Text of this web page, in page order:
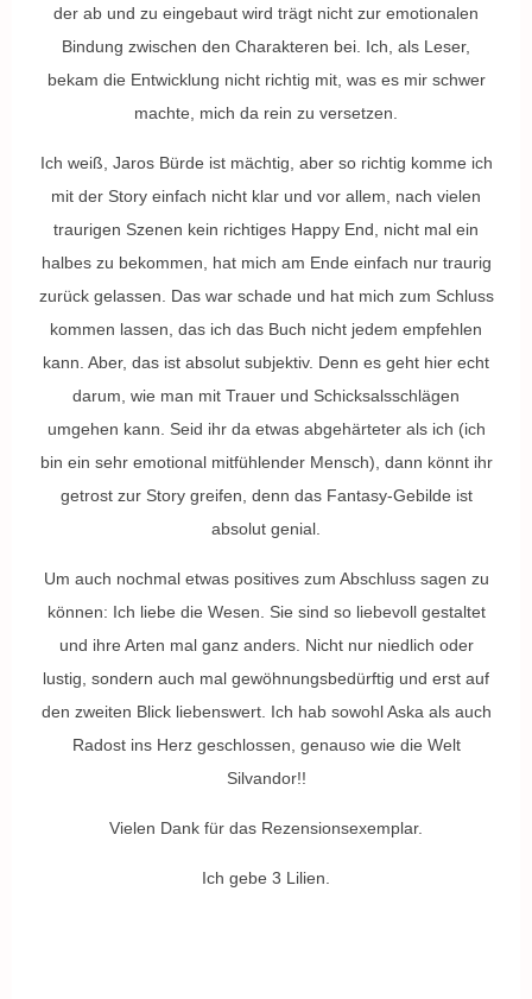
der ab und zu eingebaut wird trägt nicht zur emotionalen
Bindung zwischen den Charakteren bei. Ich, als Leser,
bekam die Entwicklung nicht richtig mit, was es mir schwer
machte, mich da rein zu versetzen.
Ich weiß, Jaros Bürde ist mächtig, aber so richtig komme ich
mit der Story einfach nicht klar und vor allem, nach vielen
traurigen Szenen kein richtiges Happy End, nicht mal ein
halbes zu bekommen, hat mich am Ende einfach nur traurig
zurück gelassen. Das war schade und hat mich zum Schluss
kommen lassen, das ich das Buch nicht jedem empfehlen
kann. Aber, das ist absolut subjektiv. Denn es geht hier echt
darum, wie man mit Trauer und Schicksalsschlägen
umgehen kann. Seid ihr da etwas abgehärteter als ich (ich
bin ein sehr emotional mitfühlender Mensch), dann könnt ihr
getrost zur Story greifen, denn das Fantasy-Gebilde ist
absolut genial.
Um auch nochmal etwas positives zum Abschluss sagen zu
können: Ich liebe die Wesen. Sie sind so liebevoll gestaltet
und ihre Arten mal ganz anders. Nicht nur niedlich oder
lustig, sondern auch mal gewöhnungsbedürftig und erst auf
den zweiten Blick liebenswert. Ich hab sowohl Aska als auch
Radost ins Herz geschlossen, genauso wie die Welt
Silvandor!!
Vielen Dank für das Rezensionsexemplar.
Ich gebe 3 Lilien.